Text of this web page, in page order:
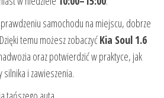
samochodu na miejscu, dobrze
temu możesz zobaczyćKia Soul 1.6
oraz potwierdzić w praktyce, jak
i zawieszenia.